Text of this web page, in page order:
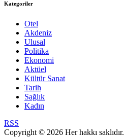
Kategoriler
Otel
Akdeniz
Ulusal
Politika
Ekonomi
Aktüel
Kültür Sanat
Tarih
Sağlık
Kadın
RSS
Copyright © 2026 Her hakkı saklıdır.